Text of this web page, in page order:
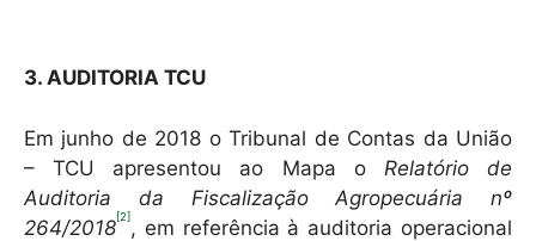
3. AUDITORIA TCU
Em junho de 2018 o Tribunal de Contas da União
– TCU apresentou ao Mapa o Relatório de
Auditoria da Fiscalização Agropecuária nº
264/2018[2], em referência à auditoria operacional